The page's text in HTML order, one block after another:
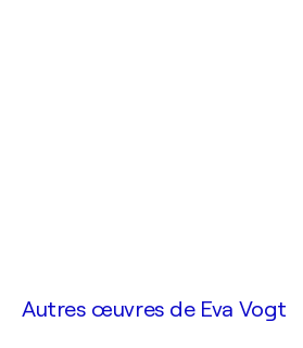
Autres œuvres de Eva Vogt